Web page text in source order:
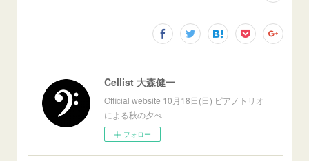
Cellist 大森健一
Official website 10月18日(日) ピアノトリオ
による秋の夕べ
フォロー